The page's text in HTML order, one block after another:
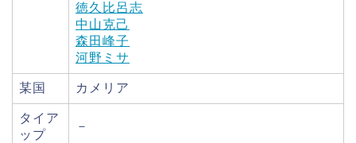
徳久比呂志
中山克己
森田峰子
河野ミサ
某国 カメリア
タイア
ップ
－